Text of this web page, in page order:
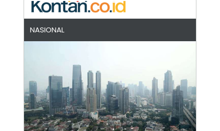
NASIONAL